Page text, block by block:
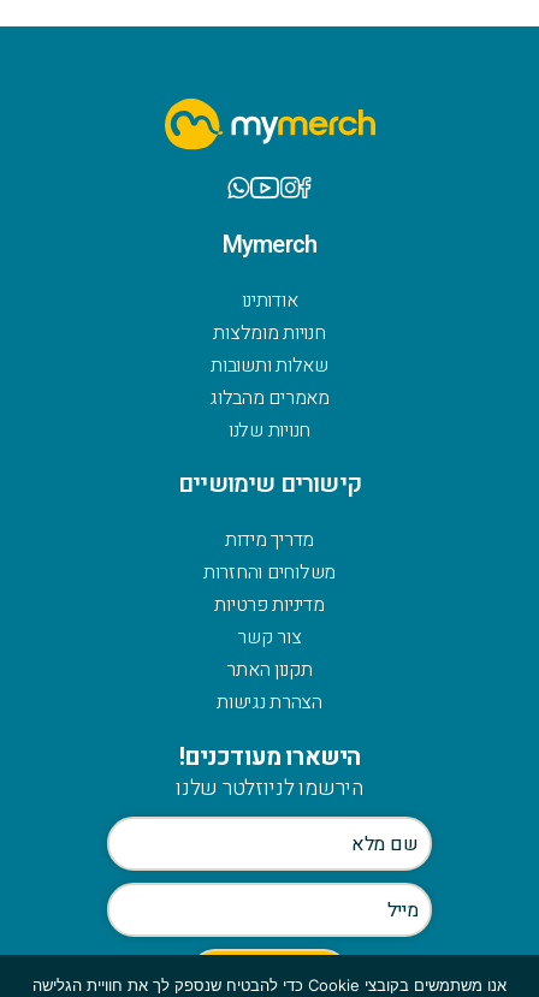
Mymerch
אודותינו
חנויות מומלצות
שאלות ותשובות
מאמרים מהבלוג
חנויות שלנו
קישורים שימושיים
מדריך מידות
משלוחים והחזרות
מדיניות פרטיות
צור קשר
תקנון האתר
הצהרת נגישות
הישארו מעודכנים!
הירשמו לניוזלטר שלנו
אנו משתמשים בקובצי Cookie כדי להבטיח שנספק לך את חוויית הגלישה